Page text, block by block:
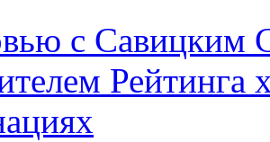
с Савицким
Рейтинга